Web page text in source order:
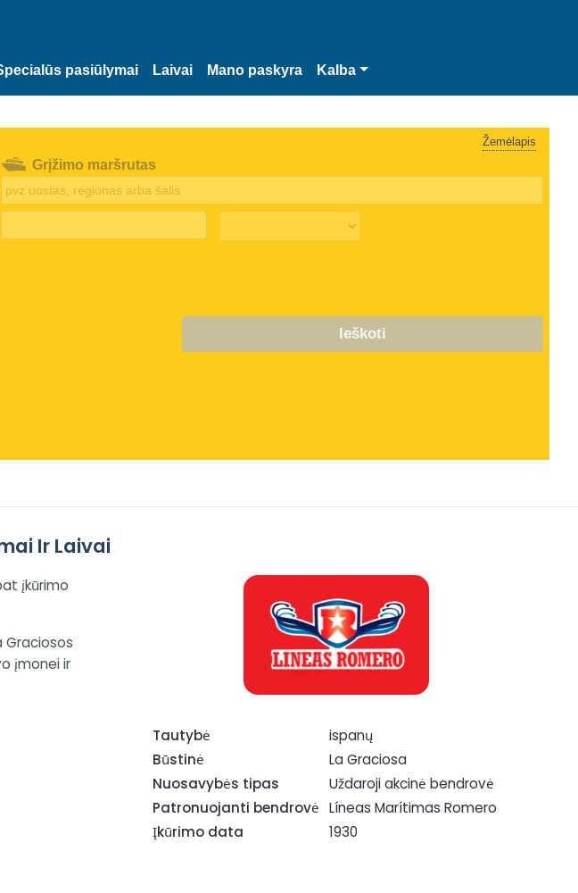
pasiūlymai Laivai Mano paskyra Kalba
Žemėlapis
Grįžimo maršrutas
Ieškoti
Ir Laivai
įkūrimo
Graciosos
įmonei ir
Tautybė
ispanų
Būstinė
La Graciosa
Nuosavybės tipas
Uždaroji akcinė bendrovė
Patronuojanti bendrovė Líneas Marítimas Romero
Įkūrimo data
1930